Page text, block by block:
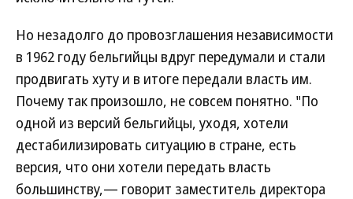
Но незадолго до провозглашения независимости
в 1962 году бельгийцы вдруг передумали и стали
продвигать хуту и в итоге передали власть им.
Почему так произошло, не совсем понятно. "По
одной из версий бельгийцы, уходя, хотели
дестабилизировать ситуацию в стране, есть
версия, что они хотели передать власть
большинству,— говорит заместитель директора